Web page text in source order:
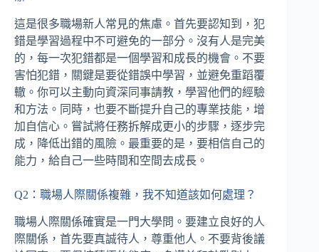
這是很多職場新人常見的焦慮。首先要認知到，犯
錯是學習過程中不可避免的一部分。沒有人是完美
的，每一次犯錯都是一個學習和成長的機會。不要
害怕犯錯，關鍵是要從錯誤中學習，並避免重蹈覆
轍。你可以主動向資深同事請教，學習他們的經驗
和方法。同時，也要不斷提升自己的專業技能，增
加自信心。嘗試將任務拆解成更小的步驟，逐步完
成，降低出錯的風險。最重要的是，要相信自己的
能力，給自己一些時間和空間去成長。
Q2：職場人際關係複雜，我不知道該如何處理？
職場人際關係確實是一門大學問。要建立良好的人
際關係，首先要真誠待人，尊重他人。不要背後議